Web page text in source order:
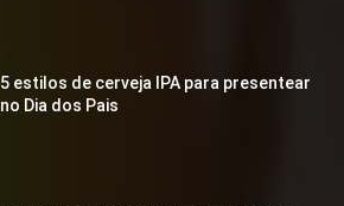
5 estilos de cerveja IPA para presentear
no Dia dos Pais